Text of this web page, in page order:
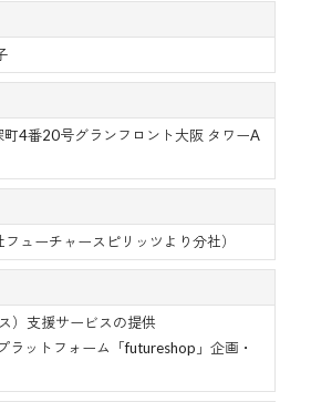
4番20号グランフロント大阪 タワーA
ューチャースピリッツより分社）
）支援サービスの提供
ラットフォーム「futureshop」企画・